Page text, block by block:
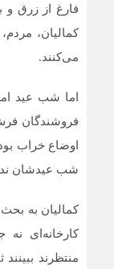
فارغ از زرق و
کمالیان،
می‌کنند.
اما شب عید
فروشندگان
اوضاع خراب
شب عیدشان
کمالیان به
کارخانه‌ای
منتظرند